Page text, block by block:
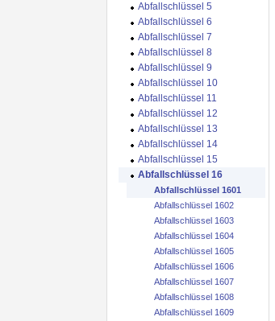
Abfallschlüssel 5
Abfallschlüssel 6
Abfallschlüssel 7
Abfallschlüssel 8
Abfallschlüssel 9
Abfallschlüssel 10
Abfallschlüssel 11
Abfallschlüssel 12
Abfallschlüssel 13
Abfallschlüssel 14
Abfallschlüssel 15
Abfallschlüssel 16
Abfallschlüssel 1601
Abfallschlüssel 1602
Abfallschlüssel 1603
Abfallschlüssel 1604
Abfallschlüssel 1605
Abfallschlüssel 1606
Abfallschlüssel 1607
Abfallschlüssel 1608
Abfallschlüssel 1609